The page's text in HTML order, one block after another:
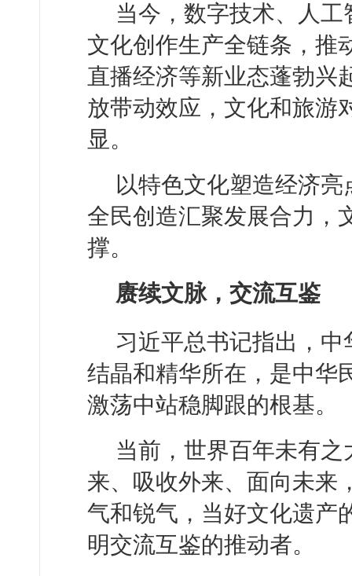
当今，数字技术、人
文化创作生产全链条，推
直播经济等新业态蓬勃兴
放带动效应，文化和旅游
显。
以特色文化塑造经济
全民创造汇聚发展合力，
撑。
赓续文脉，交流互鉴
习近平总书记指出，
结晶和精华所在，是中华
激荡中站稳脚跟的根基。
当前，世界百年未有
来、吸收外来、面向未来
气和锐气，当好文化遗产
明交流互鉴的推动者。